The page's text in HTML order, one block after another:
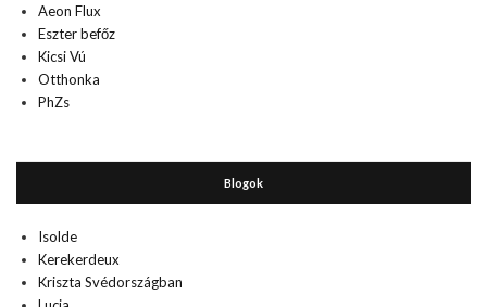
Aeon Flux
Eszter befőz
Kicsi Vú
Otthonka
PhZs
Blogok
Isolde
Kerekerdeux
Kriszta Svédországban